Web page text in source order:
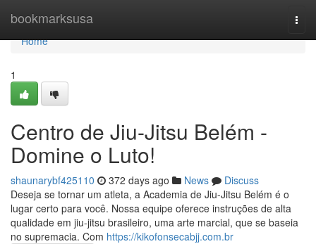
bookmarksusa
Home
Home
1
Centro de Jiu-Jitsu Belém -
Domine o Luto!
shaunarybf425110 372 days ago News
Discuss
Deseja se tornar um atleta, a Academia de Jiu-Jitsu Belém é o
lugar certo para você. Nossa equipe oferece instruções de alta
qualidade em jiu-jitsu brasileiro, uma arte marcial, que se baseia
no supremacia. Com https://kikofonsecabjj.com.br